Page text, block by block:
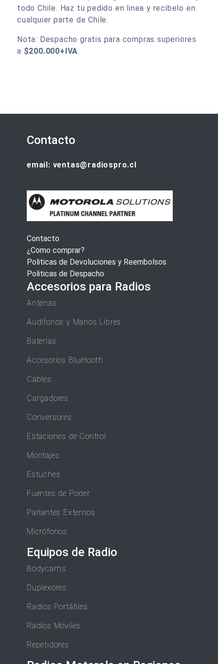
todo Chile. Haz tu pedido en linea y recibelo en
cualquier parte de Chile.
Nota: Despacho gratis para compras superiores
a $200.000+IVA.
Contacto
email: ventas@radiospro.cl
Contacto
¿Como comprar?
Politicas de Devoluciones y Reembolsos
Politicas de Despacho
Accesorios para Radios
Antenas
Audífonos y Manos Libres
Baterías
Accesorios Bluetooth
Cables
Cargadores
Conversores
Estaciones de Control
Montajes
Estuches
Fuentes de Poder
Parlantes Externos
Micrófonos
Equipos de Radio
Bodycams
Duplexores
Radios Portátiles
Radios Móviles
Repetidores